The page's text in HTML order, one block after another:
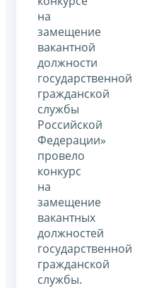
на
замещение
вакантной
должности
государственной
гражданской
службы
Российской
Федерации»
провело
конкурс
на
замещение
вакантных
должностей
государственной
гражданской
службы.